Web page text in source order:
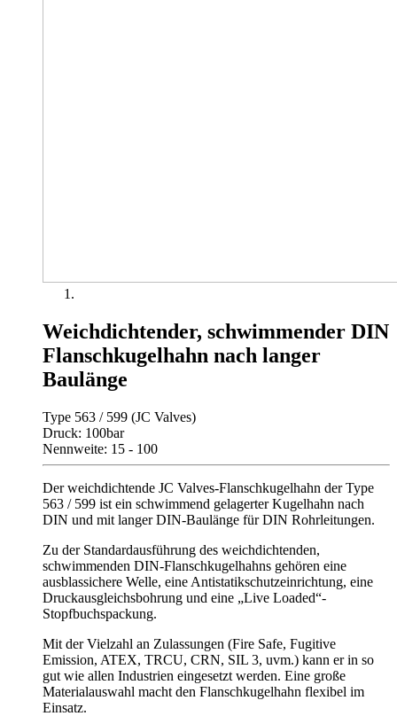
Weichdichtender, schwimmender DIN
Flanschkugelhahn nach langer
Baulänge
Type 563 / 599 (JC Valves)
Druck: 100bar
Nennweite: 15 - 100
Der weichdichtende JC Valves-Flanschkugelhahn der Type
563 / 599 ist ein schwimmend gelagerter Kugelhahn nach
DIN und mit langer DIN-Baulänge für DIN Rohrleitungen.
Zu der Standardausführung des weichdichtenden,
schwimmenden DIN-Flanschkugelhahns gehören eine
ausblassichere Welle, eine Antistatikschutzeinrichtung, eine
Druckausgleichsbohrung und eine „Live Loaded“-
Stopfbuchspackung.
Mit der Vielzahl an Zulassungen (Fire Safe, Fugitive
Emission, ATEX, TRCU, CRN, SIL 3, uvm.) kann er in so
gut wie allen Industrien eingesetzt werden. Eine große
Materialauswahl macht den Flanschkugelhahn flexibel im
Einsatz.